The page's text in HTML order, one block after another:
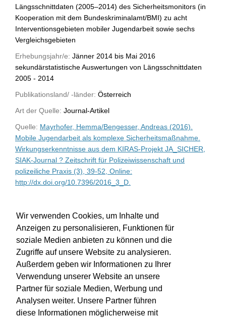
Wir verwenden Cookies, um Inhalte und
Anzeigen zu personalisieren, Funktionen für
soziale Medien anbieten zu können und die
Zugriffe auf unsere Website zu analysieren.
Außerdem geben wir Informationen zu Ihrer
Verwendung unserer Website an unsere
Partner für soziale Medien, Werbung und
Analysen weiter. Unsere Partner führen
diese Informationen möglicherweise mit
Längsschnittdaten (2005–2014) des Sicherheitsmonitors (in
Kooperation mit dem Bundeskriminalamt/BMI) zu acht
Interventionsgebieten mobiler Jugendarbeit sowie sechs
Vergleichsgebieten
Erhebungsjahr/e: Jänner 2014 bis Mai 2016
sekundärstatistische Auswertungen von Längsschnittdaten
2005 - 2014
Publikationsland/ -länder: Österreich
Art der Quelle: Journal-Artikel
Quelle: Mayrhofer, Hemma/Bengesser, Andreas (2016).
Mobile Jugendarbeit als komplexe Sicherheitsmaßnahme.
Wirkungserkenntnisse aus dem KIRAS-Projekt JA_SICHER,
SIAK-Journal ? Zeitschrift für Polizeiwissenschaft und
polizeiliche Praxis (3), 39-52, Online:
http://dx.doi.org/10.7396/2016_3_D.